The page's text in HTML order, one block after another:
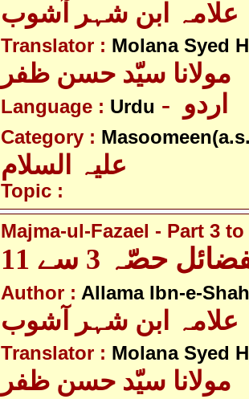
علامہ ابن شہر آشوب
Translator : Molana Syed
مولانا سیّد حسن ظفر
Language : Urdu
Category :
Topic :
Majma-ul-Fazael - Part 3 to
حصّہ 3 سے 11
Author : Allama Ibn-e-
علامہ ابن شہر آشوب
Translator : Molana Syed
مولانا سیّد حسن ظفر